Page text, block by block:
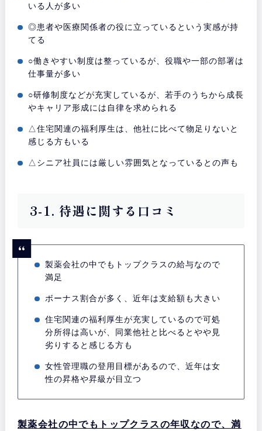
いる人が多い
◎患者や医療関係者の役に立っているという実感が持
てる
○働きやすい制度は整っているが、役職や一部の部署は
仕事量が多い
○研修制度などが充実しているが、若手のうちから成長
やキャリア形成には自律を求められる
△住宅関連の福利厚生は、他社に比べて物足りないと
感じる方もいる
△シニア社員には厳しい雰囲気となっているとの声も
3-1. 待遇に関する口コミ
製薬会社の中でもトップクラスの給与なので
満足
ボーナス割合が多く、近年は支給額も大きい
住宅関連の福利厚生が充実しているので可処
分所得は高いが、同業他社と比べるとやや見
劣りすると感じる方も
女性管理職の登用目標があるので、近年は女
性の昇格や昇級が目立つ
製薬会社の中でもトップクラスの年収なので、満